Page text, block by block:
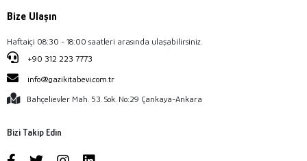
Bize Ulaşın
Haftaiçi 08:30 - 18:00 saatleri arasında ulaşabilirsiniz.
+90 312 223 7773
info@gazikitabevi.com.tr
Bahçelievler Mah. 53. Sok. No:29 Çankaya-Ankara
Bizi Takip Edin